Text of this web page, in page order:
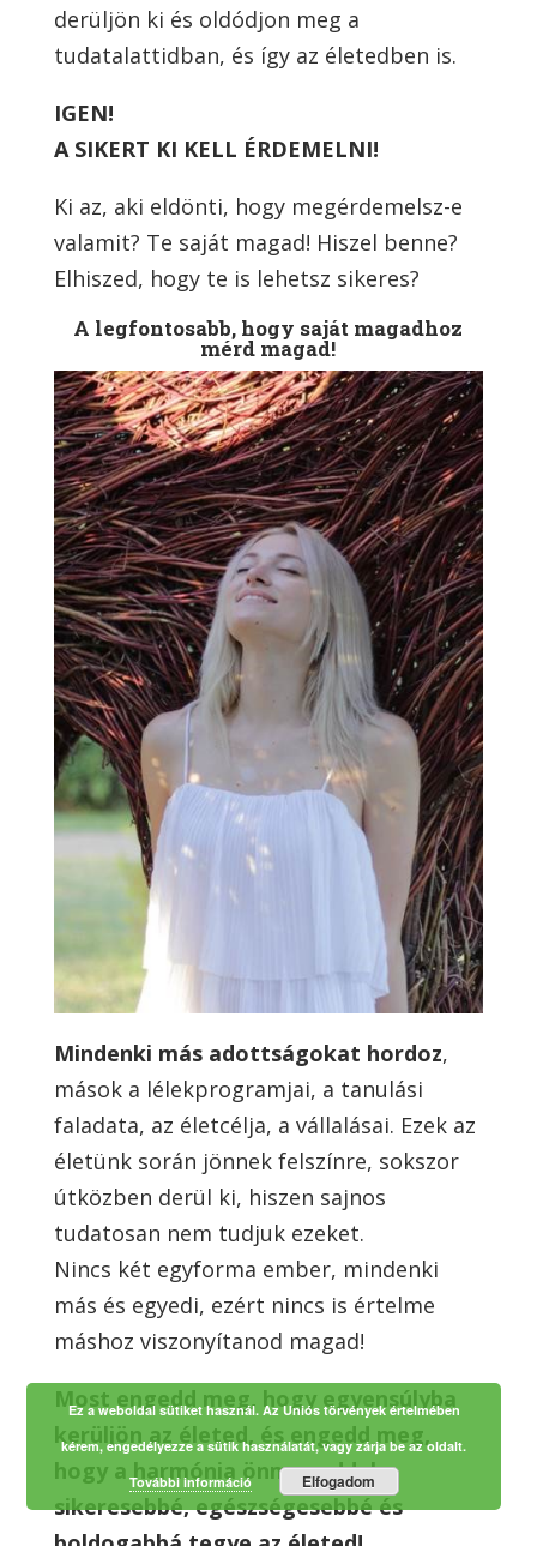
derüljön ki és oldódjon meg a
tudatalattidban, és így az életedben is.
IGEN!
A SIKERT KI KELL ÉRDEMELNI!
Ki az, aki eldönti, hogy megérdemelsz-e
valamit? Te saját magad! Hiszel benne?
Elhiszed, hogy te is lehetsz sikeres?
A legfontosabb, hogy saját magadhoz
mérd magad!
Mindenki más adottságokat hordoz,
mások a lélekprogramjai, a tanulási
faladata, az életcélja, a vállalásai. Ezek az
életünk során jönnek felszínre, sokszor
útközben derül ki, hiszen sajnos
tudatosan nem tudjuk ezeket.
Nincs két egyforma ember, mindenki
más és egyedi, ezért nincs is értelme
máshoz viszonyítanod magad!
Most engedd meg, hogy egyensúlyba
kerüljön az életed, és engedd meg,
hogy a harmónia önmagaddal
sikeresebbé, egészségesebbé és
Ez a weboldal sütiket használ. Az Uniós törvények értelmében
kérem, engedélyezze a sütik használatát, vagy zárja be az oldalt.
További információ
Elfogadom